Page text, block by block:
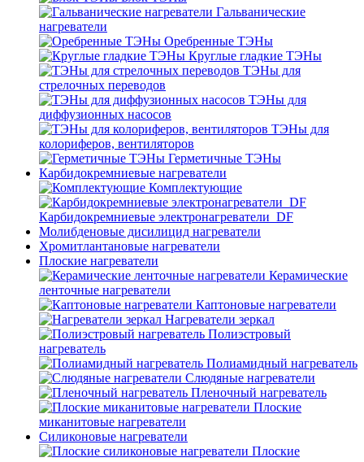
Гальванические
нагреватели
Оребренные ТЭНы
Круглые гладкие ТЭНы
ТЭНы для
стрелочных переводов
ТЭНы для
диффузионных насосов
ТЭНы для
колориферов, вентиляторов
Герметичные ТЭНы
Карбидокремниевые нагреватели
Комплектующие
Карбидокремниевые электронагреватели_DF
Молибденовые дисилицид нагреватели
Хромитлантановые нагреватели
Плоские нагреватели
Керамические
ленточные нагреватели
Каптоновые нагреватели
Нагреватели зеркал
Полиэстровый
нагреватель
Полиамидный нагреватель
Слюдяные нагреватели
Пленочный нагреватель
Плоские
миканитовые нагреватели
Силиконовые нагреватели
Плоские